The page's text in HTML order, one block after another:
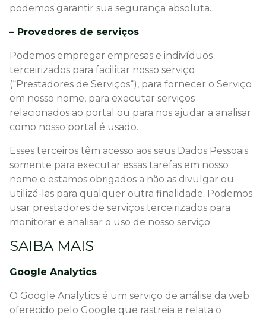
podemos garantir sua segurança absoluta.
– Provedores de serviços
Podemos empregar empresas e indivíduos
terceirizados para facilitar nosso serviço
(“Prestadores de Serviços“), para fornecer o Serviço
em nosso nome, para executar serviços
relacionados ao portal ou para nos ajudar a analisar
como nosso portal é usado.
Esses terceiros têm acesso aos seus Dados Pessoais
somente para executar essas tarefas em nosso
nome e estamos obrigados a não as divulgar ou
utilizá-las para qualquer outra finalidade. Podemos
usar prestadores de serviços terceirizados para
monitorar e analisar o uso de nosso serviço.
SAIBA MAIS
Google Analytics
O Google Analytics é um serviço de análise da web
oferecido pelo Google que rastreia e relata o